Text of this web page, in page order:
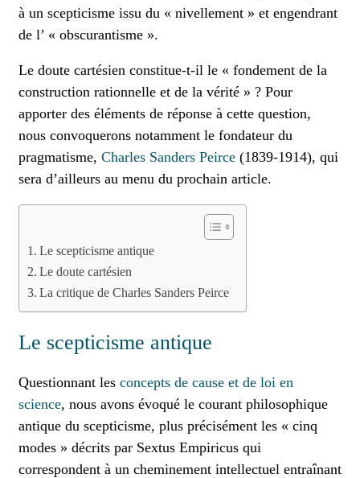
à un scepticisme issu du « nivellement » et engendrant
de l’ « obscurantisme ».
Le doute cartésien constitue-t-il le « fondement de la
construction rationnelle et de la vérité » ? Pour
apporter des éléments de réponse à cette question,
nous convoquerons notamment le fondateur du
pragmatisme, Charles Sanders Peirce (1839-1914), qui
sera d’ailleurs au menu du prochain article.
Le scepticisme antique
Le doute cartésien
La critique de Charles Sanders Peirce
Le scepticisme antique
Questionnant les concepts de cause et de loi en
science, nous avons évoqué le courant philosophique
antique du scepticisme, plus précisément les « cinq
modes » décrits par Sextus Empiricus qui
correspondent à un cheminement intellectuel entraînant